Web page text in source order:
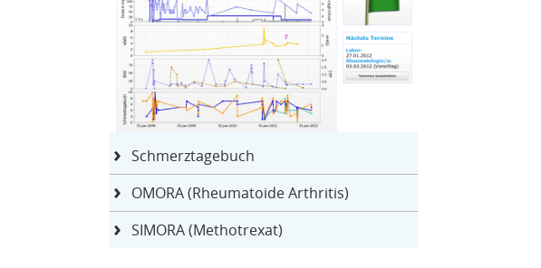
Schmerztagebuch
OMORA (Rheumatoide Arthritis)
SIMORA (Methotrexat)